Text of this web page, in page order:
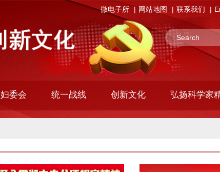
微电子所 网站地图 联系我们
妇委会 统一战线 创新文化 弘扬科学家